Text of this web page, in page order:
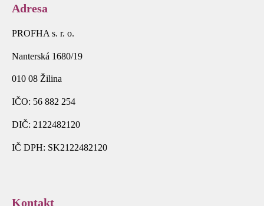
Adresa
PROFHA s. r. o.
Nanterská 1680/19
010 08 Žilina
IČO: 56 882 254
DIČ: 2122482120
IČ DPH: SK2122482120
Kontakt